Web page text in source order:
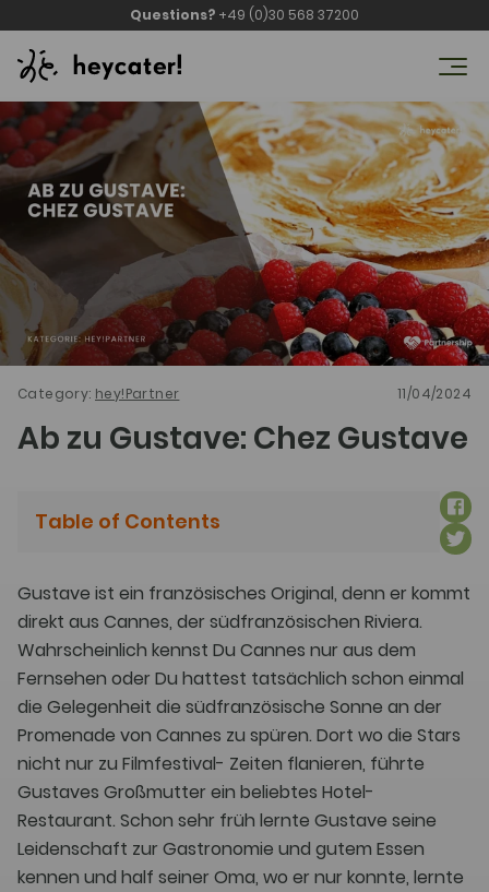
Questions? +49 (0)30 568 37200
Category: hey!Partner 11/04/2024
Ab zu Gustave: Chez Gustave
Table of Contents
Gustave ist ein französisches Original, denn er kommt
direkt aus Cannes, der südfranzösischen Riviera.
Wahrscheinlich kennst Du Cannes nur aus dem
Fernsehen oder Du hattest tatsächlich schon einmal
die Gelegenheit die südfranzösische Sonne an der
Promenade von Cannes zu spüren. Dort wo die Stars
nicht nur zu Filmfestival- Zeiten flanieren, führte
Gustaves Großmutter ein beliebtes Hotel-
Restaurant. Schon sehr früh lernte Gustave seine
Leidenschaft zur Gastronomie und gutem Essen
kennen und half seiner Oma, wo er nur konnte, lernte